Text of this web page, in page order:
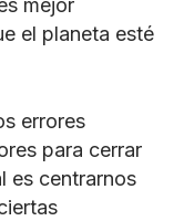
mejor
el planeta esté
errores
para cerrar
es centrarnos